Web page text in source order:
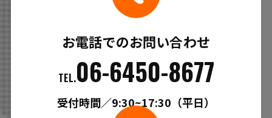
お電話でのお問い合わせ
TEL.06-6450-8677
受付時間／9:30~17:30（平日）